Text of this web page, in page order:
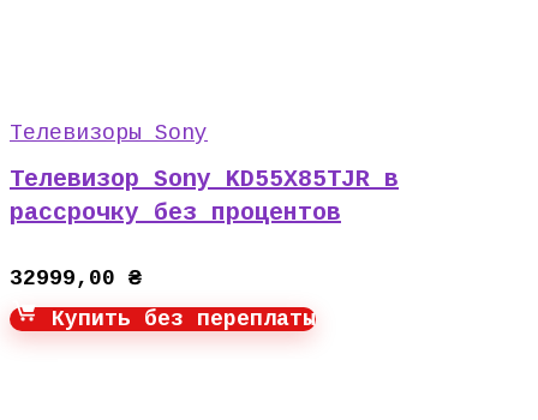
Телевизоры Sony
Телевизор Sony KD55X85TJR в
рассрочку без процентов
32999,00 ₴
Купить без переплаты